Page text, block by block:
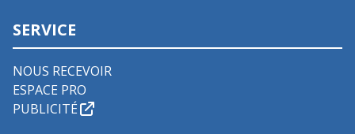
SERVICE
NOUS RECEVOIR
ESPACE PRO
PUBLICITÉ